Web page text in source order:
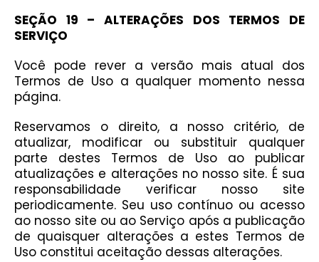
SEÇÃO 19 – ALTERAÇÕES DOS TERMOS DE
SERVIÇO
Você pode rever a versão mais atual dos
Termos de Uso a qualquer momento nessa
página.
Reservamos o direito, a nosso critério, de
atualizar, modificar ou substituir qualquer
parte destes Termos de Uso ao publicar
atualizações e alterações no nosso site. É sua
responsabilidade verificar nosso site
periodicamente. Seu uso contínuo ou acesso
ao nosso site ou ao Serviço após a publicação
de quaisquer alterações a estes Termos de
Uso constitui aceitação dessas alterações.